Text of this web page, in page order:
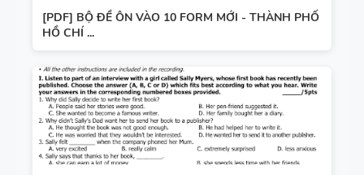
[PDF] BỘ ĐỀ ÔN VÀO 10 FORM MỚI - THÀNH PHỐ
HỒ CHÍ ...